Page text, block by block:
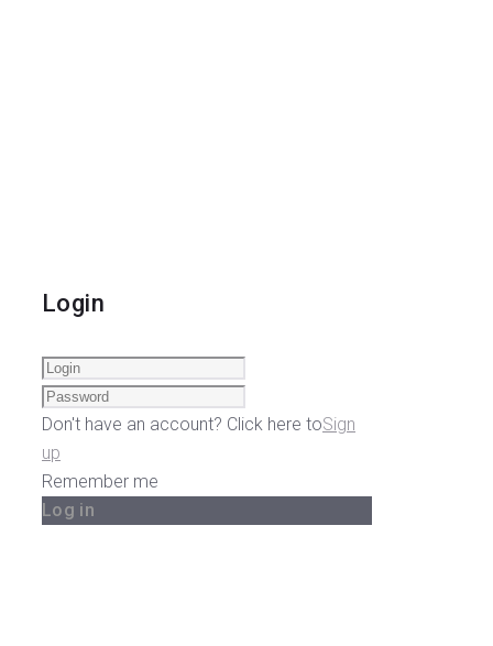
Login
Don't have an account? Click here toSign
up
Remember me
Log in